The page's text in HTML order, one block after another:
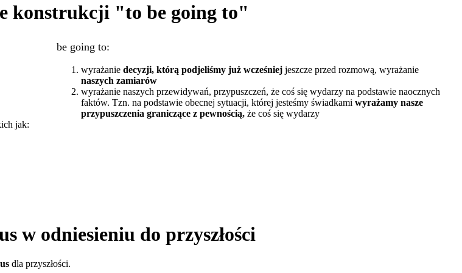
konstrukcji "to be going to"
jak:
be going to:
wyrażanie decyzji, którą podjeliśmy już wcześniej jeszcze przed rozmową, wyrażanie
naszych zamiarów
wyrażanie naszych przewidywań, przypuszczeń, że coś się wydarzy na podstawie naocznych
faktów. Tzn. na podstawie obecnej sytuacji, której jesteśmy świadkami wyrażamy nasze
przypuszczenia graniczące z pewnością, że coś się wydarzy
w odniesieniu do przyszłości
dla przyszłości.